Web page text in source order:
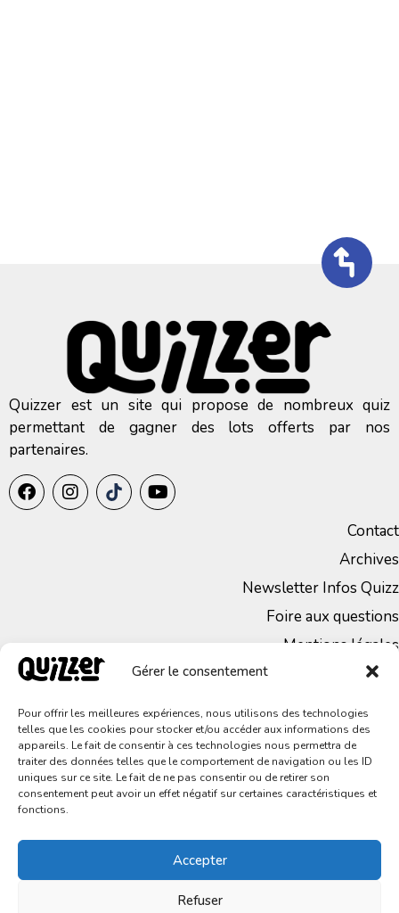
Gérer le consentement
Pour offrir les meilleures expériences, nous utilisons des technologies
telles que les cookies pour stocker et/ou accéder aux informations des
appareils. Le fait de consentir à ces technologies nous permettra de
traiter des données telles que le comportement de navigation ou les ID
uniques sur ce site. Le fait de ne pas consentir ou de retirer son
consentement peut avoir un effet négatif sur certaines caractéristiques et
fonctions.
Accepter
Refuser
Quizzer est un site qui propose de nombreux quiz
permettant de gagner des lots offerts par nos
partenaires.
Contact
Archives
Newsletter Infos Quizz
Foire aux questions
Mentions légales
CGV
Tous droits réservés – © 2023 Quizzer